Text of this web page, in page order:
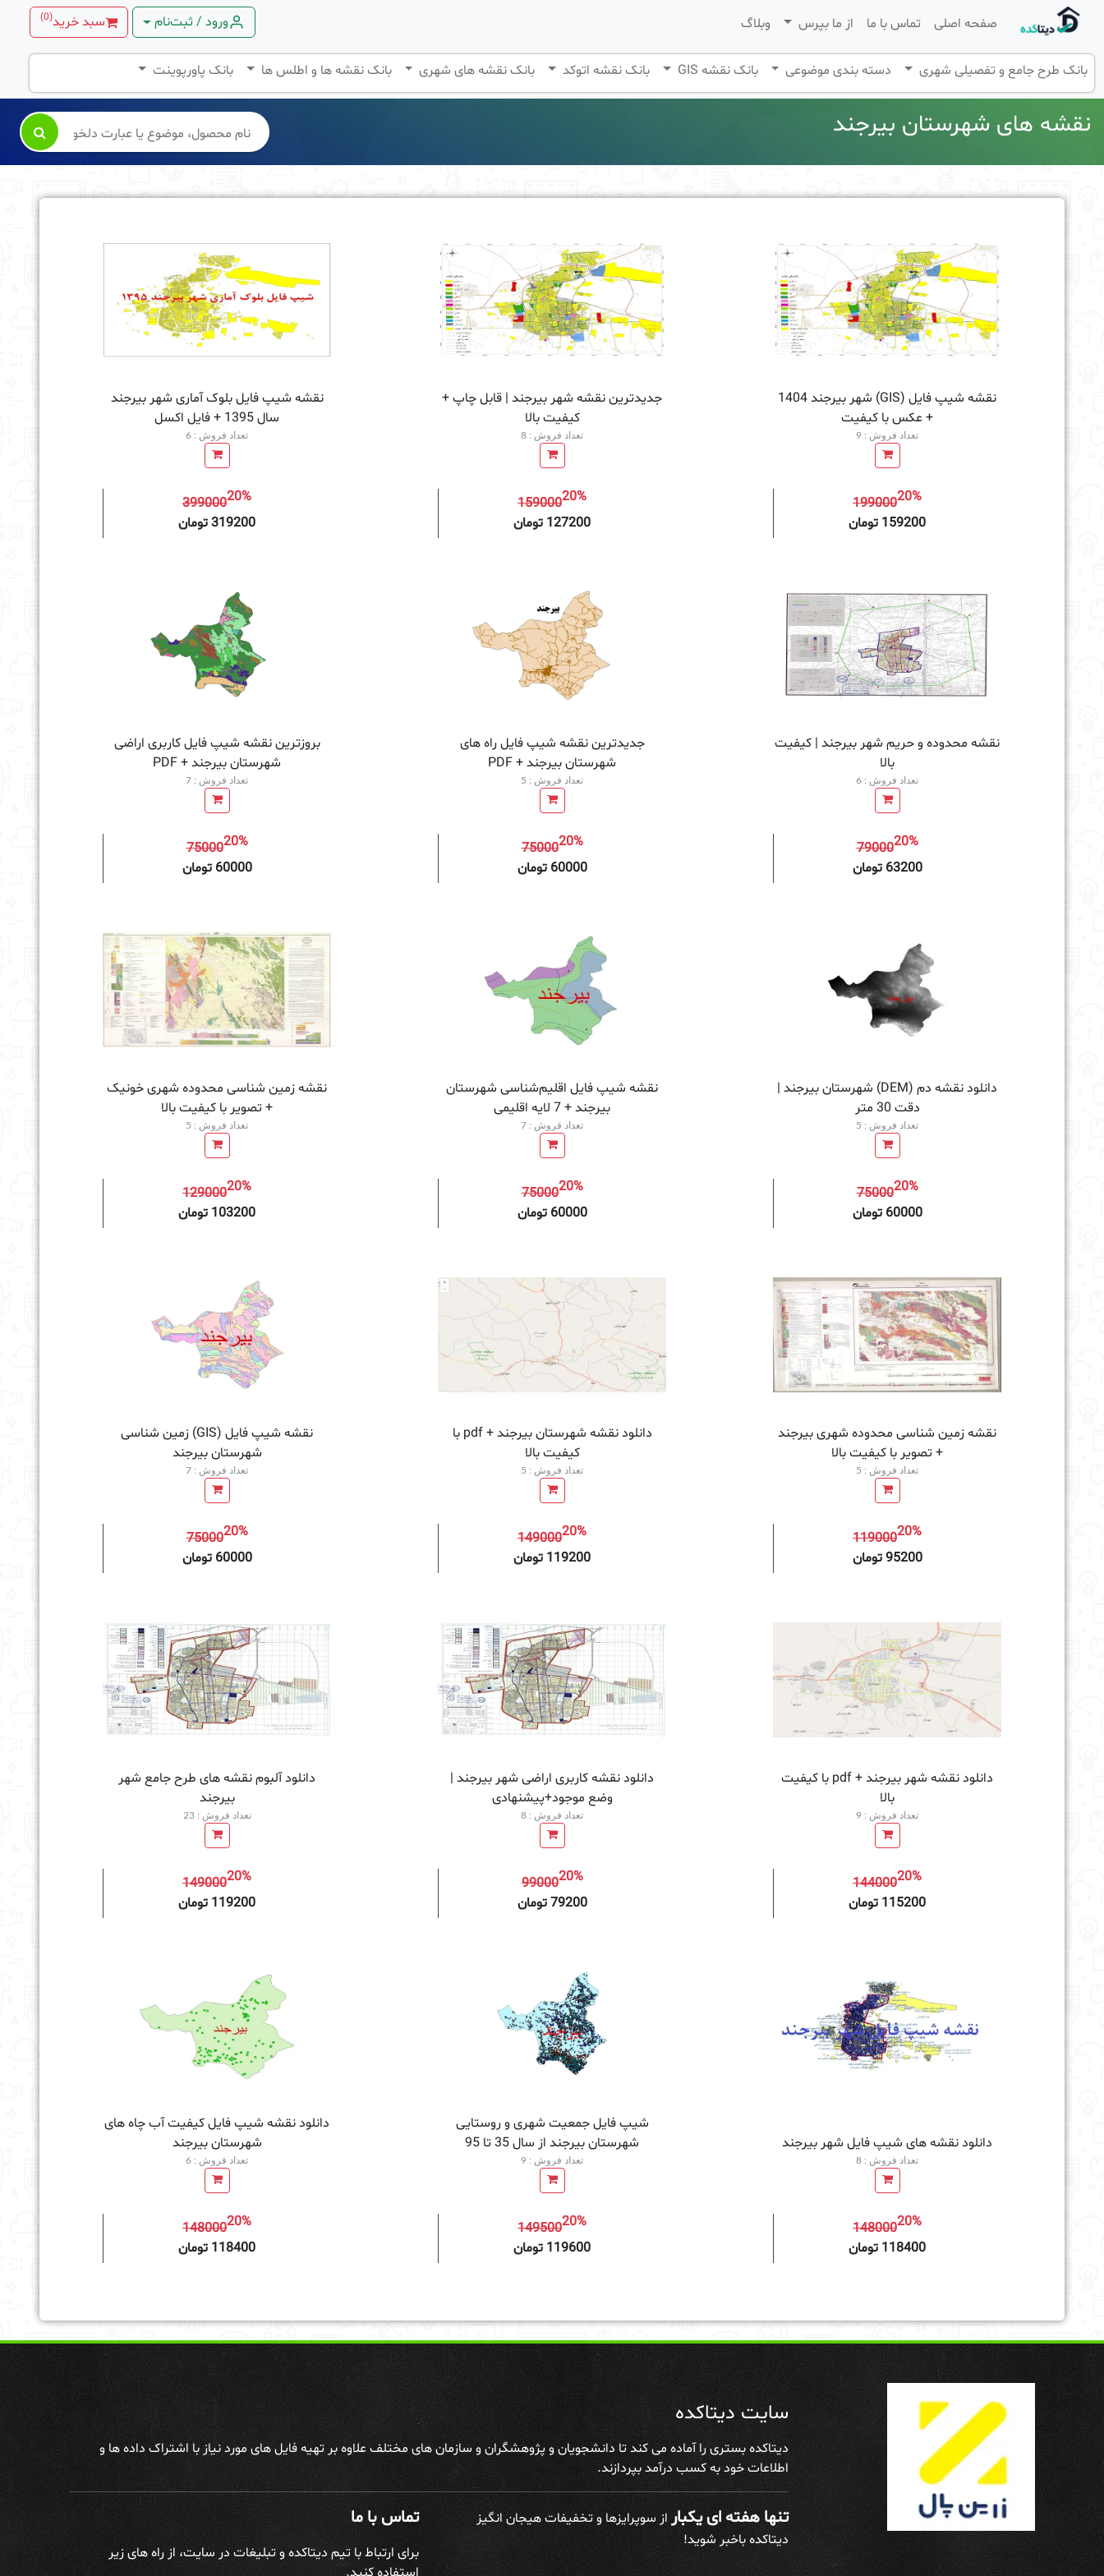
صفحه اصلی تماس با ما از ما بپرس وبلاگ ورود / ثبت‌نام سبد خرید(
0
)
بانک طرح جامع و تفصیلی شهری دسته بندی موضوعی بانک نقشه GIS بانک نقشه اتوکد بانک نقشه های شهری بانک نقشه ها و اطلس ها بانک پاورپوینت
نقشه های شهرستان بیرجند 
نقشه شیپ فایل (GIS) شهر بیرجند 1404
+ عکس با کیفیت
تعداد فروش : 9
19900020%
159200 تومان
جدیدترین نقشه شهر بیرجند | قابل چاپ +
کیفیت بالا
تعداد فروش : 8
15900020%
127200 تومان
نقشه شیپ فایل بلوک آماری شهر بیرجند
سال 1395 + فايل اكسل
تعداد فروش : 6
39900020%
319200 تومان
نقشه محدوده و حریم شهر بیرجند | کیفیت
بالا
تعداد فروش : 6
7900020%
63200 تومان
جدیدترین نقشه شیپ فایل راه های
شهرستان بیرجند + PDF
تعداد فروش : 5
7500020%
60000 تومان
بروزترین نقشه شیپ فایل کاربری اراضی
شهرستان بیرجند + PDF
تعداد فروش : 7
7500020%
60000 تومان
دانلود نقشه دم (DEM) شهرستان بیرجند |
دقت 30 متر
تعداد فروش : 5
7500020%
60000 تومان
نقشه شیپ‌ فایل اقلیم‌شناسی شهرستان
بیرجند + 7 لایه اقلیمی
تعداد فروش : 7
7500020%
60000 تومان
نقشه زمین‌ شناسی محدوده شهری خونیک
+ تصویر با کیفیت بالا
تعداد فروش : 5
12900020%
103200 تومان
نقشه زمین‌ شناسی محدوده شهری بیرجند
+ تصویر با کیفیت بالا
تعداد فروش : 5
11900020%
95200 تومان
دانلود نقشه شهرستان بیرجند + pdf با
کیفیت بالا
تعداد فروش : 5
14900020%
119200 تومان
نقشه شیپ فایل (GIS) زمین‌ شناسی
شهرستان بیرجند
تعداد فروش : 7
7500020%
60000 تومان
دانلود نقشه شهر بیرجند + pdf با کیفیت
بالا
تعداد فروش : 9
14400020%
115200 تومان
دانلود نقشه کاربری اراضی شهر بیرجند |
وضع موجود+پیشنهادی
تعداد فروش : 8
9900020%
79200 تومان
دانلود آلبوم نقشه های طرح جامع شهر
بیرجند
تعداد فروش : 23
14900020%
119200 تومان
دانلود نقشه های شیپ فایل شهر بیرجند
تعداد فروش : 8
14800020%
118400 تومان
شیپ فایل جمعیت شهری و روستایی
شهرستان بیرجند از سال 35 تا 95
تعداد فروش : 9
14950020%
119600 تومان
دانلود نقشه شیپ فایل کیفیت آب چاه های
شهرستان بیرجند
تعداد فروش : 6
14800020%
118400 تومان
سایت دیتاکده
دیتاکده بستری را آماده می کند تا دانشجویان و پژوهشگران و سازمان های مختلف علاوه بر تهیه فایل های مورد نیاز با اشتراک داده ها و
اطلاعات خود به کسب درآمد بپردازند.
تنها هفته ای یکباراز سوپرایزها و تخفیفات هیجان انگیز
دیتاکده باخبر شوید!
تماس با ما
برای ارتباط با تیم دیتاکده و تبلیغات در سایت، از راه های زیر